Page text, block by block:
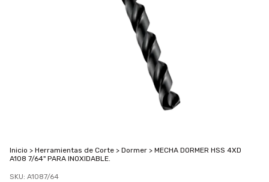
Inicio > Herramientas de Corte > Dormer > MECHA DORMER HSS 4XD
A108 7/64" PARA INOXIDABLE.
SKU: A1087/64